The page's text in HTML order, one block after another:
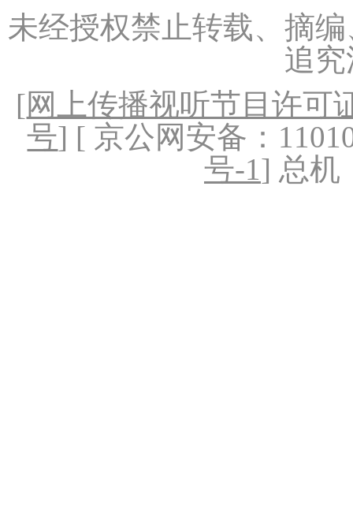
未经授权禁止转载、摘
追
[网上传播视听节目许可
号] [ 京公网安备：
号-1] 总机